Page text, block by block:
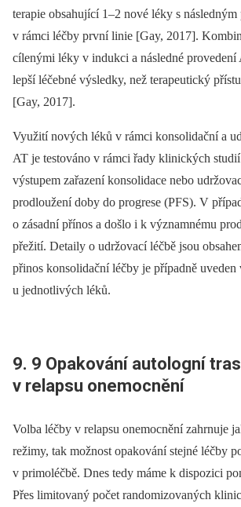
terapie obsahující 1–2 nové léky s
v rámci léčby první linie [Gay, 2017].
cílenými léky v indukci a následné provedení
lepší léčebné výsledky, než terapeutický
[Gay, 2017].
Využití nových léků v rámci konsolidační a
AT je testováno v rámci řady klinických
výstupem zařazení konsolidace nebo
prodloužení doby do progrese (PFS). V
o zásadní přínos a došlo i k významnému
přežití. Detaily o udržovací léčbě jsou
přinos konsolidační léčby je případně uveden
u jednotlivých léků.
9. 9 Opakování autologní
v relapsu onemocnění
Volba léčby v relapsu onemocnění zahrnuje
režimy, tak možnost opakování stejné léčby
v primoléčbě. Dnes tedy máme k dispozici
Přes limitovaný počet randomizovaných